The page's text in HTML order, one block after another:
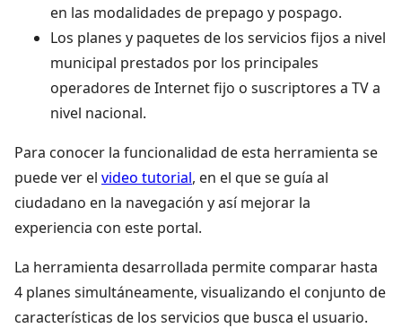
en las modalidades de prepago y pospago.
Los planes y paquetes de los servicios fijos a nivel
municipal prestados por los principales
operadores de Internet fijo o suscriptores a TV a
nivel nacional.
Para conocer la funcionalidad de esta herramienta se
puede ver el video tutorial, en el que se guía al
ciudadano en la navegación y así mejorar la
experiencia con este portal.
La herramienta desarrollada permite comparar hasta
4 planes simultáneamente, visualizando el conjunto de
características de los servicios que busca el usuario.